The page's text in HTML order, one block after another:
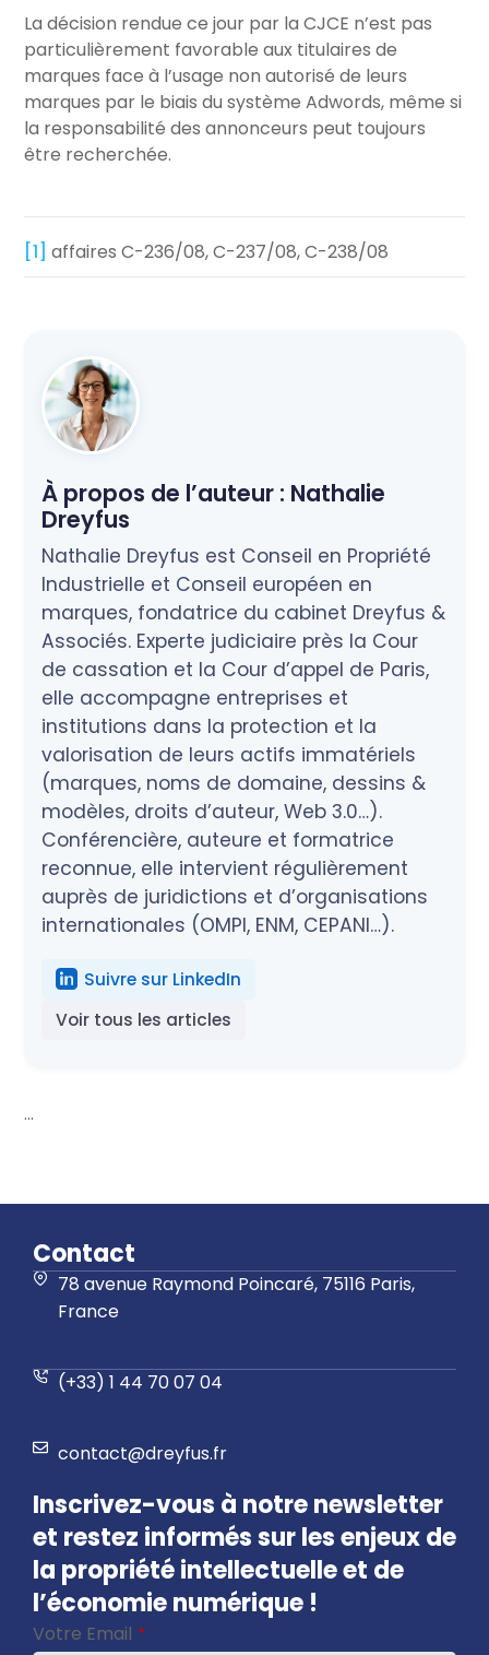
La décision rendue ce jour par la CJCE n’est pas
particulièrement favorable aux titulaires de
marques face à l’usage non autorisé de leurs
marques par le biais du système Adwords, même si
la responsabilité des annonceurs peut toujours
être recherchée.
[1] affaires C-236/08, C-237/08, C-238/08
À propos de l’auteur : Nathalie
Dreyfus
Nathalie Dreyfus est Conseil en Propriété
Industrielle et Conseil européen en
marques, fondatrice du cabinet Dreyfus &
Associés. Experte judiciaire près la Cour
de cassation et la Cour d’appel de Paris,
elle accompagne entreprises et
institutions dans la protection et la
valorisation de leurs actifs immatériels
(marques, noms de domaine, dessins &
modèles, droits d’auteur, Web 3.0…).
Conférencière, auteure et formatrice
reconnue, elle intervient régulièrement
auprès de juridictions et d’organisations
internationales (OMPI, ENM, CEPANI…).
Suivre sur LinkedIn
Voir tous les articles
...
Contact
78 avenue Raymond Poincaré, 75116 Paris,
France
(+33) 1 44 70 07 04
contact@dreyfus.fr
Inscrivez-vous à notre newsletter
et restez informés sur les enjeux de
la propriété intellectuelle et de
l’économie numérique !
Votre Email *